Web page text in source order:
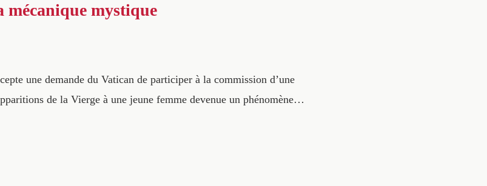
mécanique mystique
une demande du Vatican de participer à la commission d’une
de la Vierge à une jeune femme devenue un phénomène…